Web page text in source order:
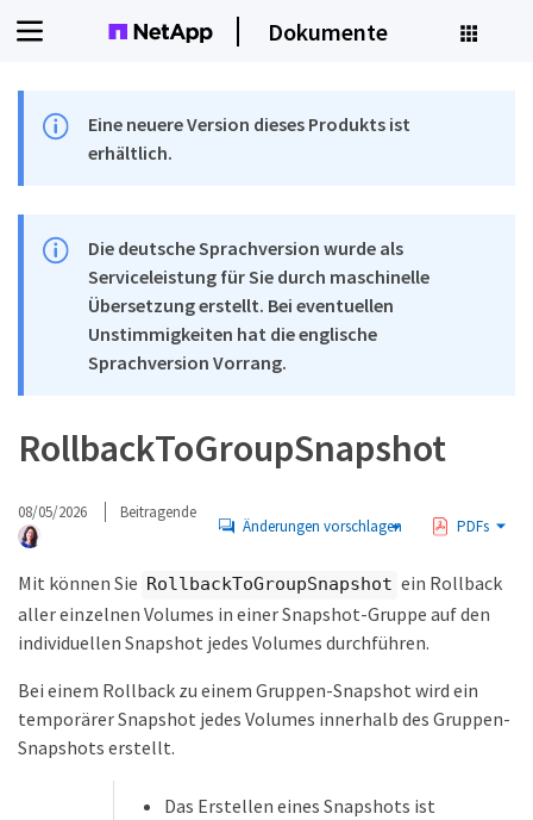
Dokumente
Eine neuere Version dieses Produkts ist
erhältlich.
Die deutsche Sprachversion wurde als
Serviceleistung für Sie durch maschinelle
Übersetzung erstellt. Bei eventuellen
Unstimmigkeiten hat die englische
Sprachversion Vorrang.
RollbackToGroupSnapshot
08/05/2026 Beitragende
Änderungen vorschlagen PDFs
Mit können Sie RollbackToGroupSnapshot ein Rollback
aller einzelnen Volumes in einer Snapshot-Gruppe auf den
individuellen Snapshot jedes Volumes durchführen.
Bei einem Rollback zu einem Gruppen-Snapshot wird ein
temporärer Snapshot jedes Volumes innerhalb des Gruppen-
Snapshots erstellt.
Das Erstellen eines Snapshots ist